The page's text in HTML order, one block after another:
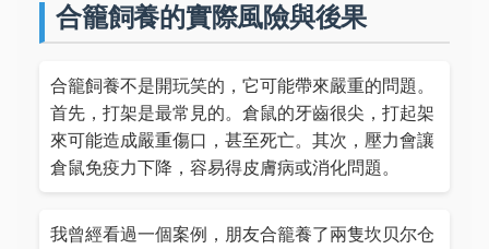
合籠飼養的實際風險與後果
合籠飼養不是開玩笑的，它可能帶來嚴重的問題。
首先，打架是最常見的。倉鼠的牙齒很尖，打起架
來可能造成嚴重傷口，甚至死亡。其次，壓力會讓
倉鼠免疫力下降，容易得皮膚病或消化問題。
我曾經看過一個案例，朋友合籠養了兩隻坎贝尔仓